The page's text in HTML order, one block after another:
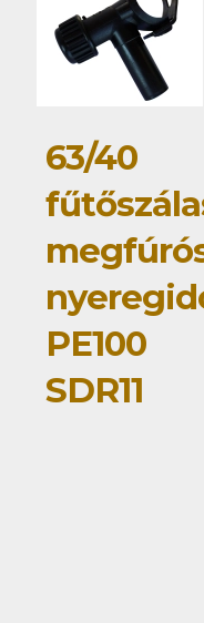
63/40
PE100
SDR11